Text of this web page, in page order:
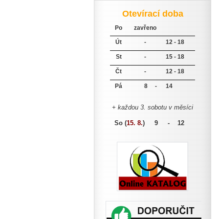
Otevírací doba
Po zavřeno
Út - 12 - 18
St - 15 - 18
Čt - 12 - 18
Pá 8 - 14
+ každou 3. sobotu v měsíci
So (15. 8.) 9 - 12